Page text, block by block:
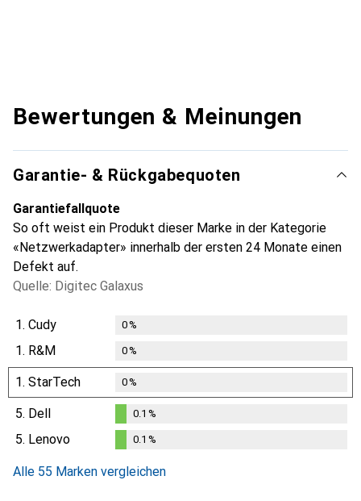
Bewertungen & Meinungen
Garantie- & Rückgabequoten
Garantiefallquote
So oft weist ein Produkt dieser Marke in der Kategorie
«Netzwerkadapter» innerhalb der ersten 24 Monate einen
Defekt auf.
Quelle: Digitec Galaxus
1. Cudy 0%
1. R&M 0%
1. StarTech 0%
5. Dell
%
0.1 %
5. Lenovo 0.1 %
Alle 55 Marken vergleichen